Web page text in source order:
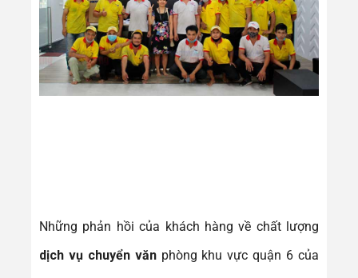
Những phản hồi của khách hàng về chất lượng
dịch vụ chuyển vănphòng khu vực quận 6 của